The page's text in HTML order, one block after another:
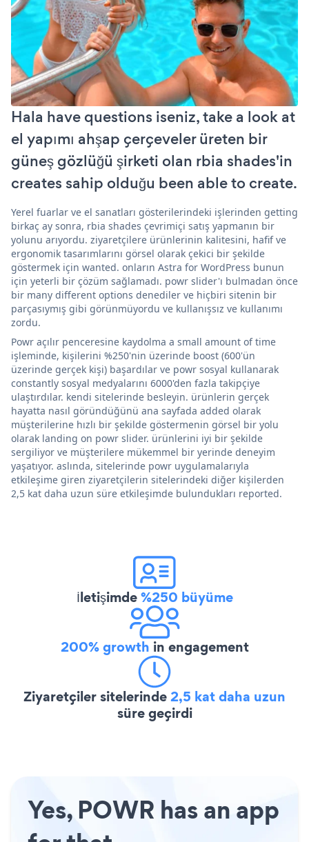
Hala have questions iseniz, take a look at
el yapımı ahşap çerçeveler üreten bir
güneş gözlüğü şirketi olan rbia shades'in
creates sahip olduğu been able to create.
Yerel fuarlar ve el sanatları gösterilerindeki işlerinden getting
birkaç ay sonra, rbia shades çevrimiçi satış yapmanın bir
yolunu arıyordu. ziyaretçilere ürünlerinin kalitesini, hafif ve
ergonomik tasarımlarını görsel olarak çekici bir şekilde
göstermek için wanted. onların Astra for WordPress bunun
için yeterli bir çözüm sağlamadı. powr slider'ı bulmadan önce
bir many different options denediler ve hiçbiri sitenin bir
parçasıymış gibi görünmüyordu ve kullanışsız ve kullanımı
zordu.
Powr açılır penceresine kaydolma a small amount of time
işleminde, kişilerini %250'nin üzerinde boost (600'ün
üzerinde gerçek kişi) başardılar ve powr sosyal kullanarak
constantly sosyal medyalarını 6000'den fazla takipçiye
ulaştırdılar. kendi sitelerinde besleyin. ürünlerin gerçek
hayatta nasıl göründüğünü ana sayfada added olarak
müşterilerine hızlı bir şekilde göstermenin görsel bir yolu
olarak landing on powr slider. ürünlerini iyi bir şekilde
sergiliyor ve müşterilere mükemmel bir yerinde deneyim
yaşatıyor. aslında, sitelerinde powr uygulamalarıyla
etkileşime giren ziyaretçilerin sitelerindeki diğer kişilerden
2,5 kat daha uzun süre etkileşimde bulundukları reported.
İletişimde%250 büyüme
200% growth in engagement
Ziyaretçiler sitelerinde2,5 kat daha uzun
süre geçirdi
Yes, POWR has an app